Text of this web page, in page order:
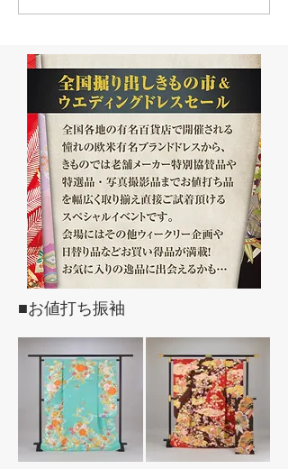
■お値打ち振袖